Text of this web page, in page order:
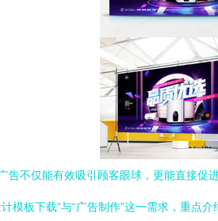
告不仅能有效吸引顾客眼球，更能直接
板下载”与“广告制作”这一需求，重点